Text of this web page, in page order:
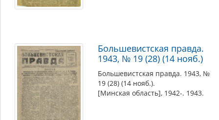
Большевистская правда.
1943, № 19 (28) (14 нояб.)
Большевистская правда. 1943, №
19 (28) (14 нояб.).
[Минская область], 1942-. 1943.